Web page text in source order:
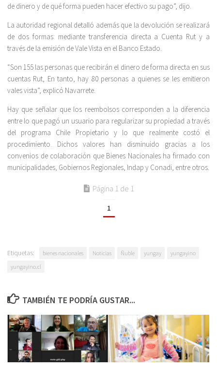
de dinero y de qué forma pueden hacer efectivo su pago”, dijo.
La autoridad regional detalló además que la devolución se realizará
de dos formas: mediante transferencia directa a Cuenta Rut y a
través de la emisión de Vale Vista en el Banco Estado.
“Son 155 las personas que recibirán el dinero de forma directa en sus
cuentas Rut, En tanto, hay 80 personas a quienes se les emitieron
vales vista”, explicó Navarrete.
Hay que señalar que los reembolsos corresponden a la diferencia
entre lo que pagó un usuario para regularizar su propiedad a través
del programa Chile Propietario y lo que realmente costó el
procedimiento. Dichos valores han disminuido gracias a los
convenios de colaboración que Bienes Nacionales ha firmado con
municipalidades, Gobiernos Regionales, Indap y Conadi, entre otros.
Página 1 de 1
1
Etiquetas: bienes nacionales Noticias Ñuble yungay
yungayino
yungayino.cl
TAMBIÉN TE PODRÍA GUSTAR...